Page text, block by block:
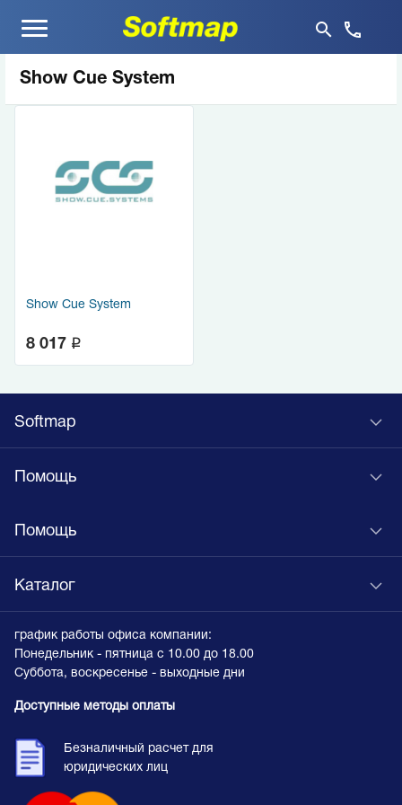
Меню
Show Cue System
Show Cue System
8 017 q
Softmap
Помощь
Помощь
Каталог
график работы офиса компании:
Понедельник - пятница с 10.00 до 18.00
Суббота, воскресенье - выходные дни
Доступные методы оплаты
Безналичный расчет для
юридических лиц